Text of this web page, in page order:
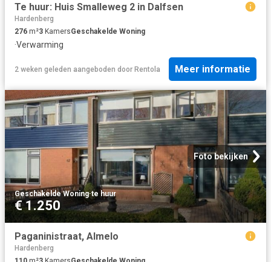
Te huur: Huis Smalleweg 2 in Dalfsen
Hardenberg
276 m²3 KamersGeschakelde Woning
·Verwarming
2 weken geleden aangeboden door Rentola Meer informatie
Foto bekijken
Geschakelde Woning·te huur
€ 1.250
Paganinistraat, Almelo
Hardenberg